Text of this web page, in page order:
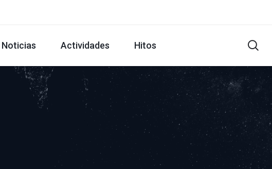
Noticias Actividades Hitos